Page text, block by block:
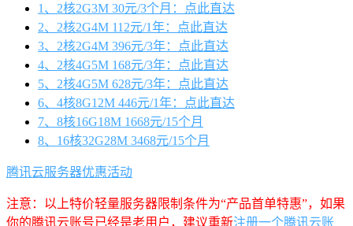
1、2核2G3M 30元/3个月：点此直达
2、2核2G4M 112元/1年：点此直达
3、2核2G4M 396元/3年：点此直达
4、2核4G5M 168元/3年：点此直达
5、2核4G5M 628元/3年：点此直达
6、4核8G12M 446元/1年：点此直达
7、8核16G18M 1668元/15个月
8、16核32G28M 3468元/15个月
腾讯云服务器优惠活动
注意：以上特价轻量服务器限制条件为“产品首单特惠”，如果
你的腾讯云账号已经是老用户，建议重新注册一个腾讯云账